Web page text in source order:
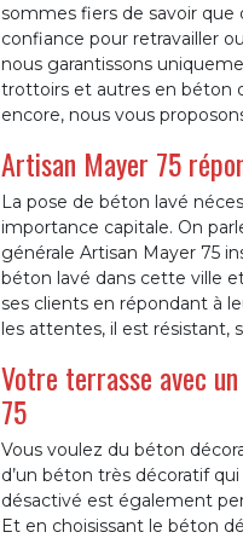
sommes fiers de savoir que
confiance pour retravailler
nous garantissons
trottoirs et autres en béton
encore, nous vous
Artisan Mayer 75
La pose de béton lavé
importance capitale. On
générale Artisan Mayer 75
béton lavé dans cette ville
ses clients en répondant à
les attentes, il est résistant,
Votre terrasse avec
75
Vous voulez du béton
d’un béton très décoratif
désactivé est également
Et en choisissant le béton